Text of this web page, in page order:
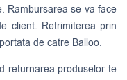
Rambursarea se va face
client. Retrimiterea prin
de catre Balloo.
returnarea produselor te